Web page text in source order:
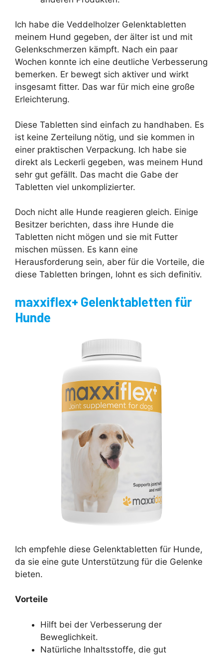
Ich habe die Veddelholzer Gelenktabletten
meinem Hund gegeben, der älter ist und mit
Gelenkschmerzen kämpft. Nach ein paar
Wochen konnte ich eine deutliche Verbesserung
bemerken. Er bewegt sich aktiver und wirkt
insgesamt fitter. Das war für mich eine große
Erleichterung.
Diese Tabletten sind einfach zu handhaben. Es
ist keine Zerteilung nötig, und sie kommen in
einer praktischen Verpackung. Ich habe sie
direkt als Leckerli gegeben, was meinem Hund
sehr gut gefällt. Das macht die Gabe der
Tabletten viel unkomplizierter.
Doch nicht alle Hunde reagieren gleich. Einige
Besitzer berichten, dass ihre Hunde die
Tabletten nicht mögen und sie mit Futter
mischen müssen. Es kann eine
Herausforderung sein, aber für die Vorteile, die
diese Tabletten bringen, lohnt es sich definitiv.
maxxiflex+ Gelenktabletten für
Hunde
Ich empfehle diese Gelenktabletten für Hunde,
da sie eine gute Unterstützung für die Gelenke
bieten.
Vorteile
Hilft bei der Verbesserung der
Beweglichkeit.
Natürliche Inhaltsstoffe, die gut